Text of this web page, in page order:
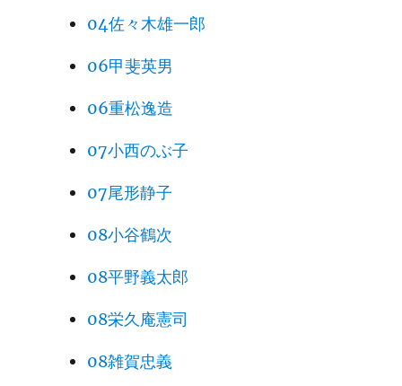
04佐々木雄一郎
06甲斐英男
06重松逸造
07小西のぶ子
07尾形静子
08小谷鶴次
08平野義太郎
08栄久庵憲司
08雑賀忠義